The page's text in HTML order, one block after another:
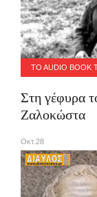
TO AUDIO
Στη γέφυρα
Ζαλοκώστα
Οκτ.28